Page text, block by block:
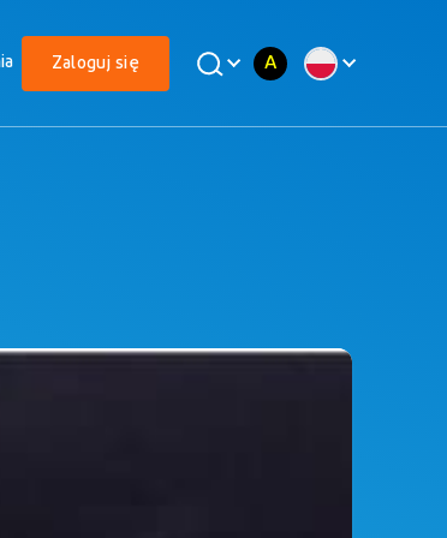
Zaloguj się A